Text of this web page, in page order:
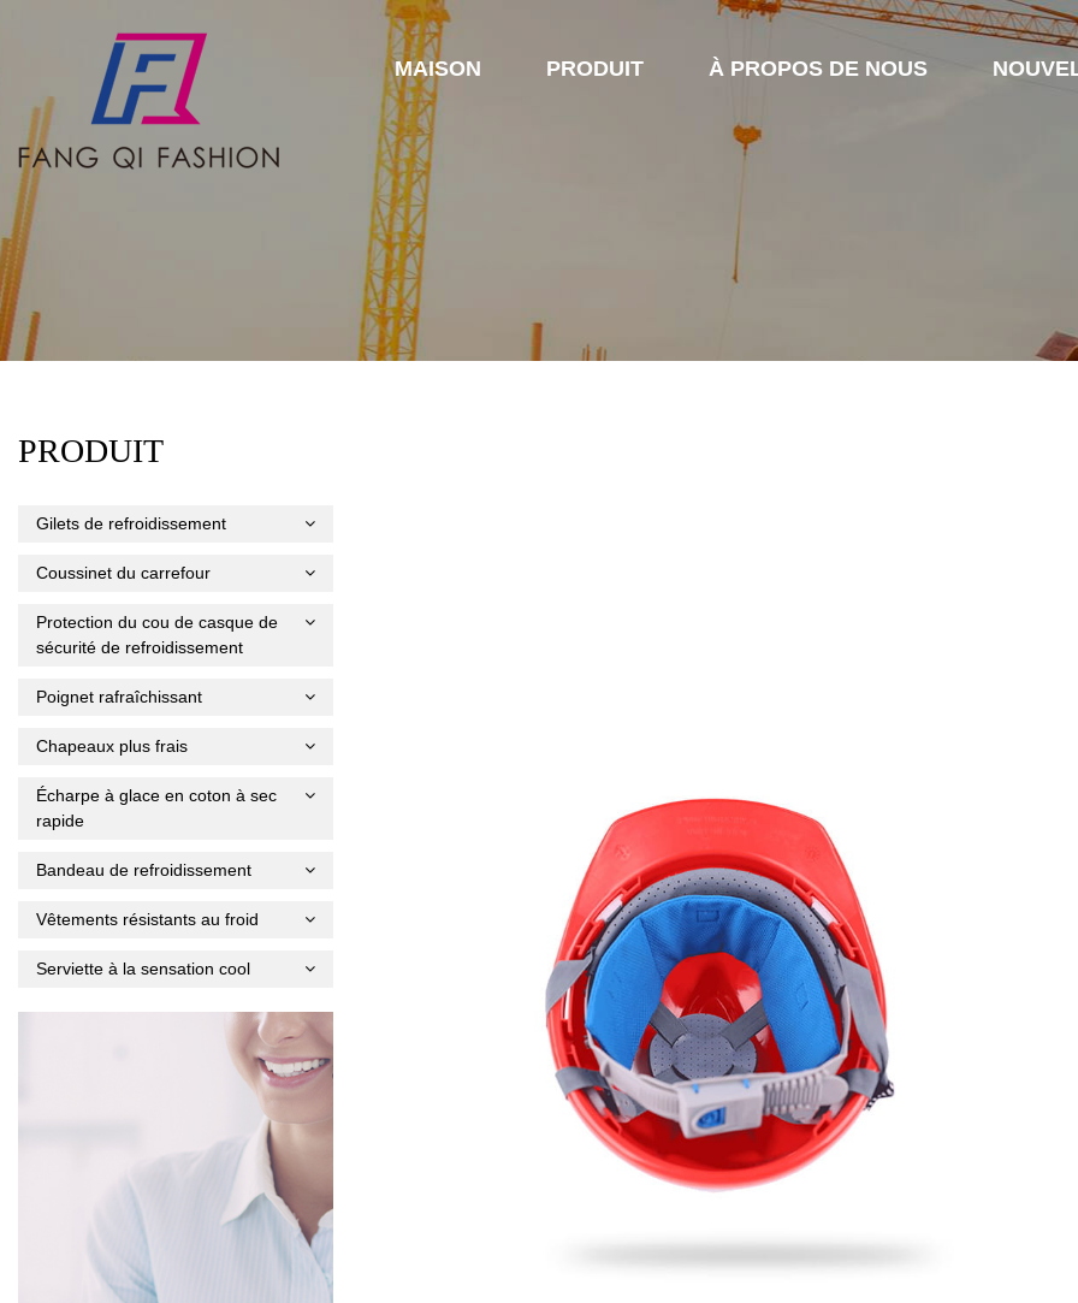
MAISON PRODUIT À PROPOS DE NOUS
PRODUIT
Gilets de refroidissement
Coussinet du carrefour
Protection du cou de casque de
sécurité de refroidissement
Poignet rafraîchissant
Chapeaux plus frais
Écharpe à glace en coton à sec
rapide
Bandeau de refroidissement
Vêtements résistants au froid
Serviette à la sensation cool